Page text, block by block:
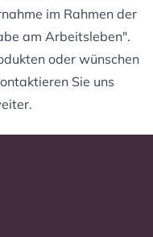
im Rahmen der
am Arbeitsleben".
oder wünschen
Sie uns